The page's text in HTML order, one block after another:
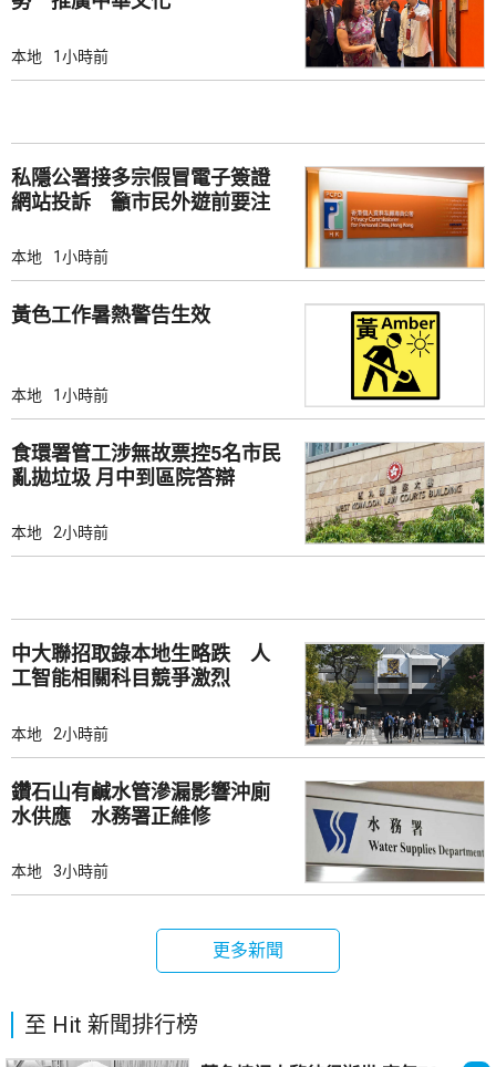
本地 1小時前
私隱公署接多宗假冒電子簽證
網站投訴 籲市民外遊前要注
本地 1小時前
黃色工作暑熱警告生效
本地 1小時前
食環署管工涉無故票控5名市民
亂拋垃圾 月中到區院答辯
本地 2小時前
中大聯招取錄本地生略跌 人
工智能相關科目競爭激烈
本地 2小時前
鑽石山有鹹水管滲漏影響沖廁
水供應 水務署正維修
本地 3小時前
更多新聞
至 Hit 新聞排行榜